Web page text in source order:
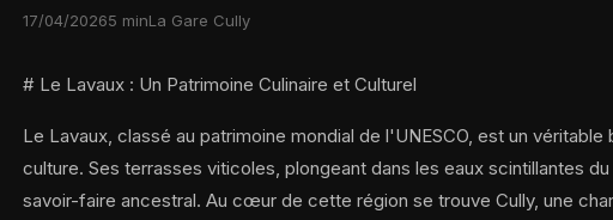
17/04/20265 minLa Gare Cully
# Le Lavaux : Un Patrimoine Culinaire et Culturel
Le Lavaux, classé au patrimoine mondial de l'UNESCO, est un véritable
culture. Ses terrasses viticoles, plongeant dans les eaux scintillantes
savoir-faire ancestral. Au cœur de cette région se trouve Cully, une